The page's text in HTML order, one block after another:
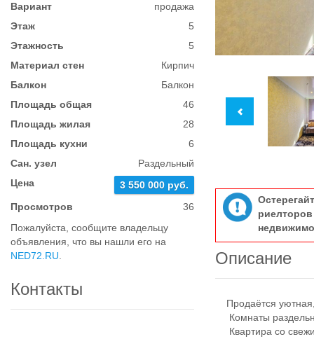
Вариант
продажа
Этаж
5
Этажность
5
Материал стен
Кирпич
Балкон
Балкон
Площадь общая
46
Площадь жилая
28
Площадь кухни
6
Сан. узел
Раздельный
Цена
3 550 000 руб.
Просмотров
36
Пожалуйста, сообщите владельцу
объявления, что вы нашли его на
NED72.RU
Контакты
Описание
Продаётся уютная,
Комнаты
Квартира со